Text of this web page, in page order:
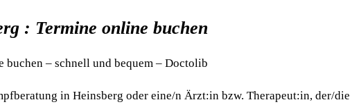
: Termine online buchen
– schnell und bequem – Doctolib
in Heinsberg oder eine/n Ärzt:in bzw. Therapeut:in, der/die